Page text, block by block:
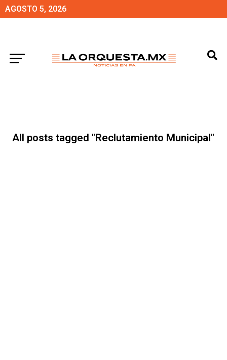
AGOSTO 5, 2026
All posts tagged "Reclutamiento Municipal"